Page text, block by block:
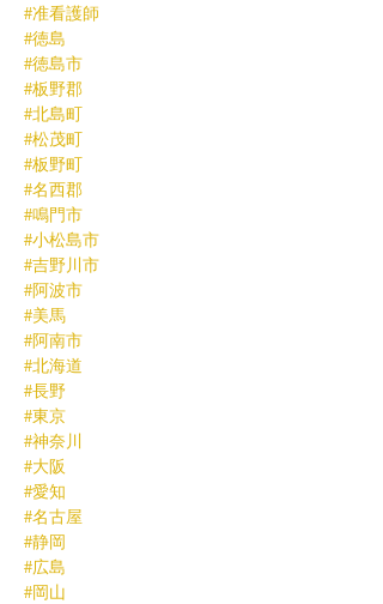
#准看護師
#徳島
#徳島市
#板野郡
#北島町
#松茂町
#板野町
#名西郡
#鳴門市
#小松島市
#吉野川市
#阿波市
#美馬
#阿南市
#北海道
#長野
#東京
#神奈川
#大阪
#愛知
#名古屋
#静岡
#広島
#岡山